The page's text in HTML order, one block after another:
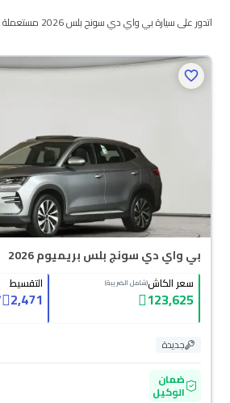
اتدور على سيارة بي
جميع سيارات بي واي دي
بي واي دي سونج بلس بريميوم 2026
سعر الكاش(شامل الضريبة)
123,625
التقسيط
2,471
جديدة
ضمان
الوكيل